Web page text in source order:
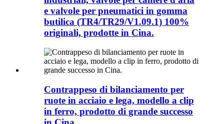
e valvole per pneumatici in gomma
butilica (TR4/TR29/V1.09.1) 100%
originali, prodotte in Cina.
Contrappeso di bilanciamento per
ruote in acciaio e lega, modello a clip
in ferro, prodotto di grande successo